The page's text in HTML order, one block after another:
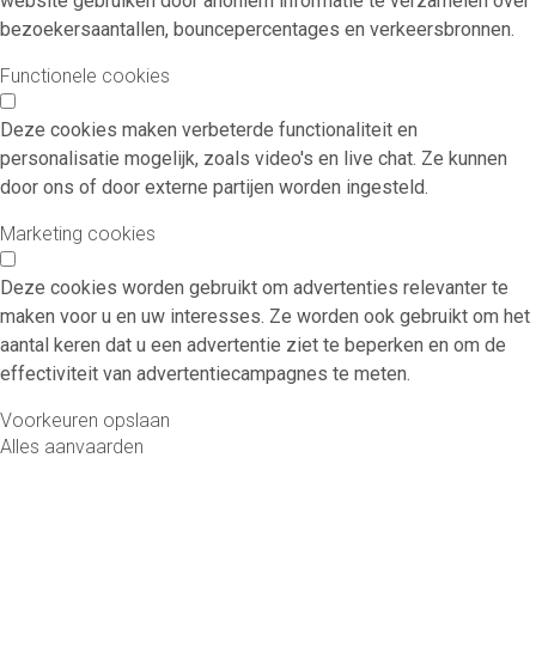
bezoekersaantallen, bouncepercentages en verkeersbronnen.
Functionele cookies
Deze cookies maken verbeterde functionaliteit en
personalisatie mogelijk, zoals video's en live chat. Ze kunnen
door ons of door externe partijen worden ingesteld.
Marketing cookies
Deze cookies worden gebruikt om advertenties relevanter te
maken voor u en uw interesses. Ze worden ook gebruikt om het
aantal keren dat u een advertentie ziet te beperken en om de
effectiviteit van advertentiecampagnes te meten.
Voorkeuren opslaan
Alles aanvaarden